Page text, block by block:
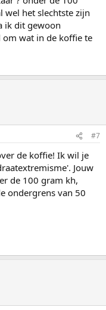
wel het slechtste zijn
ik dit gewoon
wat in de koffie te
#7
de koffie! Ik wil je
Jouw
de 100 gram kh,
ondergrens van 50